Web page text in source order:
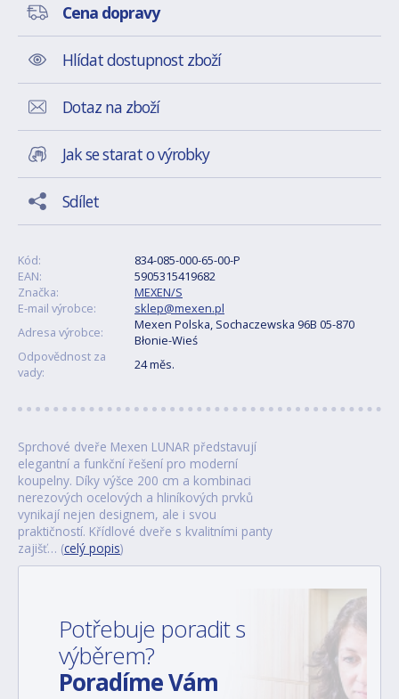
Cena dopravy
Hlídat dostupnost zboží
Dotaz na zboží
Jak se starat o výrobky
Sdílet
Kód:
834-085-000-65-00-P
EAN:
5905315419682
Značka:
MEXEN/S
E-mail výrobce:
sklep@mexen.pl
Adresa výrobce:
Mexen Polska, Sochaczewska 96B 05-870
Błonie-Wieś
Odpovědnost za
vady:
24 měs.
Sprchové dveře Mexen LUNAR představují
elegantní a funkční řešení pro moderní
koupelny. Díky výšce 200 cm a kombinaci
nerezových ocelových a hliníkových prvků
vynikají nejen designem, ale i svou
praktičností. Křídlové dveře s kvalitními panty
zajišť… (celý popis)
Potřebuje poradit s
výběrem?
Poradíme Vám